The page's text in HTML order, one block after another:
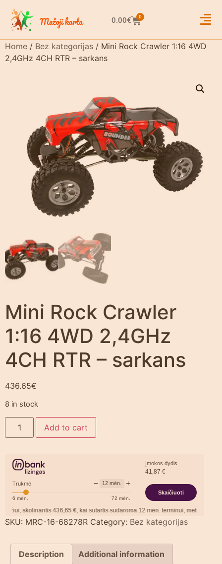
0.00€ 0
Home / Bez kategorijas / Mini Rock Crawler 1:16 4WD
2,4GHz 4CH RTR – sarkans
Mini Rock Crawler
1:16 4WD 2,4GHz
4CH RTR – sarkans
436.65€
8 in stock
Add to cart
Trukmė: − 12 mėn. +
6 mėn. 72 mėn.
Įmokos dydis
41,87 €
Skaičiuoti
skolinantis436,65€, kai sutartis sudaroma12mėn. terminui, metinė palūkanų
SKU: MRC-16-68278R Category: Bez kategorijas
Description Additional information